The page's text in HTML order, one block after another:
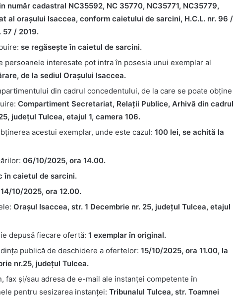
cadastral NC35592, NC 35770, NC35771, NC35779,
al orașului Isaccea, conform caietului de sarcini, H.C.L. nr. 96 /
57 / 2019.
se regăsește în caietul de sarcini.
persoanele interesate pot intra în posesia unui exemplar al
de la sediul Orașului Isaccea.
din cadrul concedentului, de la care se poate obţine
Compartiment Secretariat, Relații Publice, Arhivă din cadrul
județul Tulcea, etajul 1, camera 106.
acestui exemplar, unde este cazul: 100 lei, se achită la
06/10/2025, ora 14.00.
în caietul de sarcini.
14/10/2025, ora 12.00.
Orașul Isaccea, str. 1 Decembrie nr. 25, județul Tulcea, etajul
depusă fiecare ofertă: 1 exemplar în original.
publică de deschidere a ofertelor: 15/10/2025, ora 11.00, la
nr.25, județul Tulcea.
fax şi/sau adresa de e-mail ale instanţei competente în
pentru sesizarea instanţei: Tribunalul Tulcea, str. Toamnei